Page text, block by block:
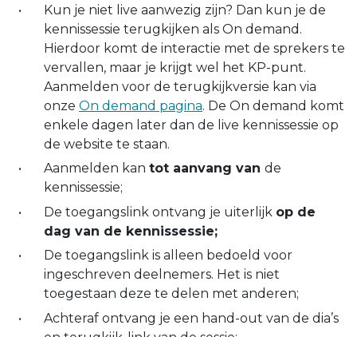
Kun je niet live aanwezig zijn? Dan kun je de
kennissessie terugkijken als On demand.
Hierdoor komt de interactie met de sprekers te
vervallen, maar je krijgt wel het KP-punt.
Aanmelden voor de terugkijkversie kan via
onze On demand pagina. De On demand komt
enkele dagen later dan de live kennissessie op
de website te staan.
Aanmelden kan tot aanvang van de
kennissessie;
De toegangslink ontvang je uiterlijk op de
dag van de kennissessie;
De toegangslink is alleen bedoeld voor
ingeschreven deelnemers. Het is niet
toegestaan deze te delen met anderen;
Achteraf ontvang je een hand-out van de dia’s